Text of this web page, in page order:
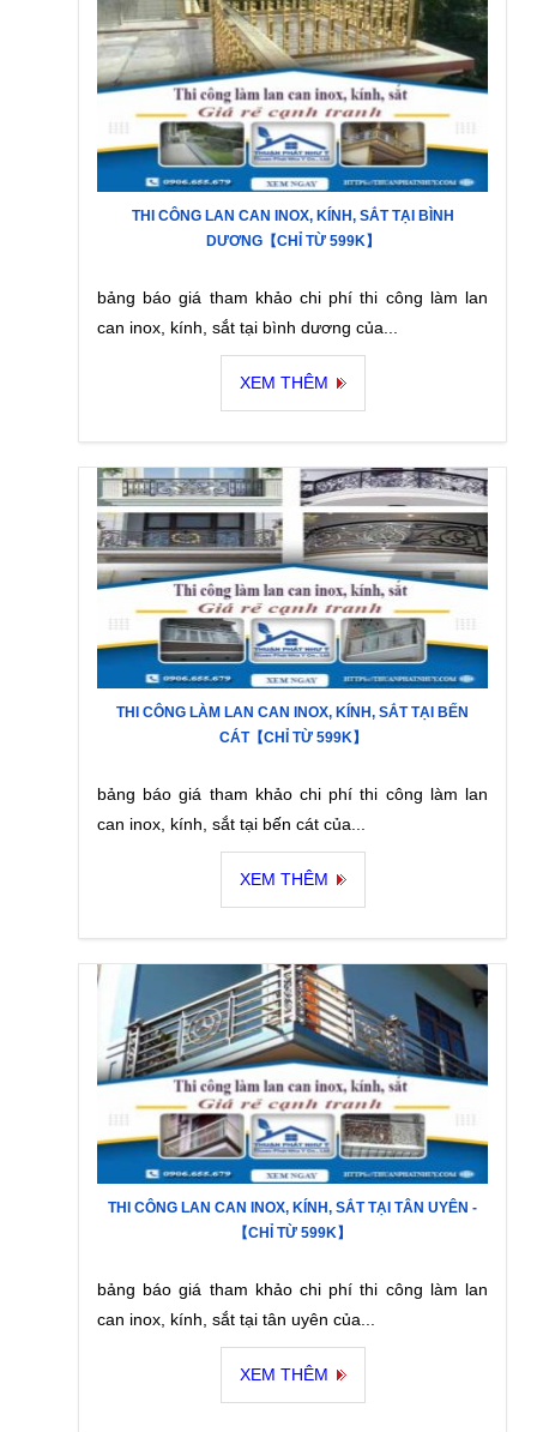
THI CÔNG LAN CAN INOX, KÍNH, SẮT TẠI BÌNH
DƯƠNG【CHỈ TỪ 599K】
bảng báo giá tham khảo chi phí thi công làm lan
can inox, kính, sắt tại bình dương của...
XEM THÊM
THI CÔNG LÀM LAN CAN INOX, KÍNH, SẮT TẠI BẾN
CÁT【CHỈ TỪ 599K】
bảng báo giá tham khảo chi phí thi công làm lan
can inox, kính, sắt tại bến cát của...
XEM THÊM
THI CÔNG LAN CAN INOX, KÍNH, SẮT TẠI TÂN UYÊN -
【CHỈ TỪ 599K】
bảng báo giá tham khảo chi phí thi công làm lan
can inox, kính, sắt tại tân uyên của...
XEM THÊM